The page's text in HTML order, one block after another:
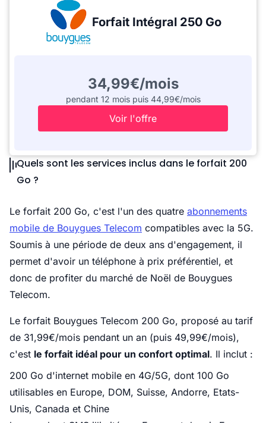
Forfait Intégral 250 Go
34,99€/mois
pendant 12 mois puis 44,99€/mois
Voir l'offre
Quels sont les services inclus dans le forfait 200
Go ?
Le forfait 200 Go, c'est l'un des quatre abonnements
mobile de Bouygues Telecom compatibles avec la 5G.
Soumis à une période de deux ans d'engagement, il
permet d'avoir un téléphone à prix préférentiel, et
donc de profiter du marché de Noël de Bouygues
Telecom.
Le forfait Bouygues Telecom 200 Go, proposé au tarif
de 31,99€/mois pendant un an (puis 49,99€/mois),
c'est le forfait idéal pour un confort optimal. Il inclut :
200 Go d'internet mobile en 4G/5G, dont 100 Go
utilisables en Europe, DOM, Suisse, Andorre, Etats-
Unis, Canada et Chine